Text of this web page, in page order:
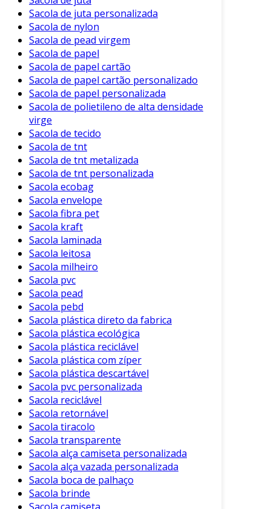
Sacola de juta personalizada
Sacola de nylon
Sacola de pead virgem
Sacola de papel
Sacola de papel cartão
Sacola de papel cartão personalizado
Sacola de papel personalizada
Sacola de polietileno de alta densidade
virge
Sacola de tecido
Sacola de tnt
Sacola de tnt metalizada
Sacola de tnt personalizada
Sacola ecobag
Sacola envelope
Sacola fibra pet
Sacola kraft
Sacola laminada
Sacola leitosa
Sacola milheiro
Sacola pvc
Sacola pead
Sacola pebd
Sacola plástica direto da fabrica
Sacola plástica ecológica
Sacola plástica reciclável
Sacola plástica com zíper
Sacola plástica descartável
Sacola pvc personalizada
Sacola reciclável
Sacola retornável
Sacola tiracolo
Sacola transparente
Sacola alça camiseta personalizada
Sacola alça vazada personalizada
Sacola boca de palhaço
Sacola brinde